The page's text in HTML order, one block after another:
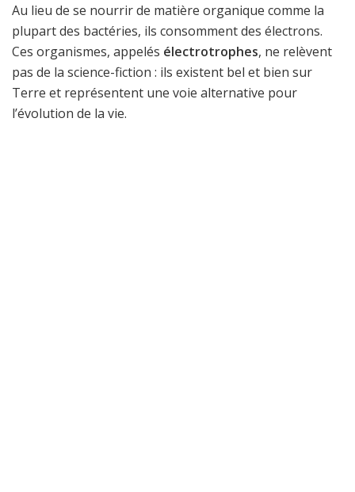
Au lieu de se nourrir de matière organique comme la
plupart des bactéries, ils consomment des électrons.
Ces organismes, appelés électrotrophes, ne relèvent
pas de la science-fiction : ils existent bel et bien sur
Terre et représentent une voie alternative pour
l’évolution de la vie.